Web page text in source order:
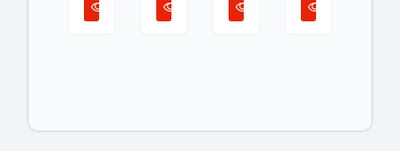
VOIR LE PRODUIT VOIR LE PRODUIT VOIR LE PRODUIT